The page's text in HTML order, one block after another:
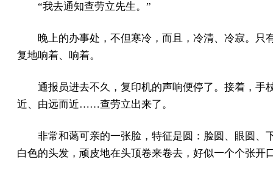
“我去通知查劳立先生。”
晚上的办事处，不但寒冷，而且，冷清、冷寂。只
复地响着、响着。
通报员进去不久，复印机的声响便停了。接着，手
近、由远而近……查劳立出来了。
非常和蔼可亲的一张脸，特征是圆：脸圆、眼圆、
白色的头发，顽皮地在头顶卷来卷去，好似一个个张开